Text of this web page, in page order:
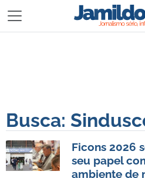
Busca:
Ficons 2026
seu papel
ambiente de